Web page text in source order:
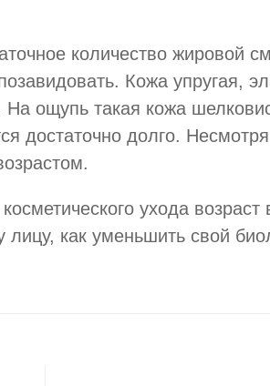
количество жировой
Кожа упругая,
ощупь такая кожа
достаточно долго.
ухода возраст
как уменьшить свой